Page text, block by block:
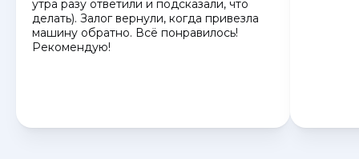
утра разу ответили и подсказали, что
делать). Залог вернули, когда привезла
машину обратно. Всё понравилось!
Рекомендую!